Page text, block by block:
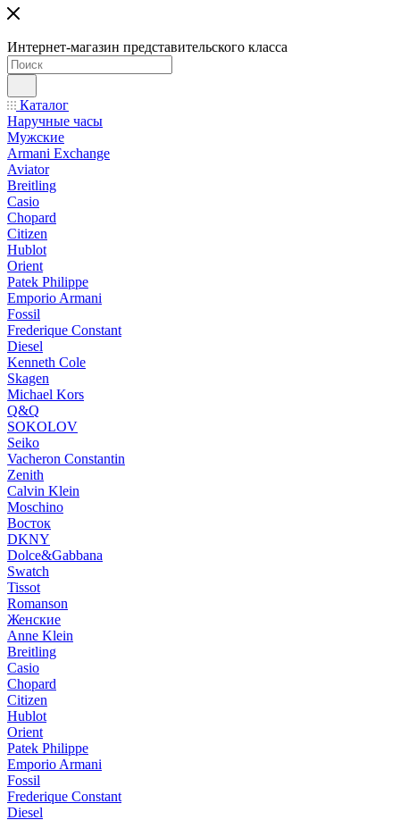
Интернет-магазин представительского класса
Каталог
Наручные часы
Мужские
Armani Exchange
Aviator
Breitling
Casio
Chopard
Citizen
Hublot
Orient
Patek Philippe
Emporio Armani
Fossil
Frederique Constant
Diesel
Kenneth Cole
Skagen
Michael Kors
Q&Q
SOKOLOV
Seiko
Vacheron Constantin
Zenith
Calvin Klein
Moschino
Восток
DKNY
Dolce&Gabbana
Swatch
Tissot
Romanson
Женские
Anne Klein
Breitling
Casio
Chopard
Citizen
Hublot
Orient
Patek Philippe
Emporio Armani
Fossil
Frederique Constant
Diesel